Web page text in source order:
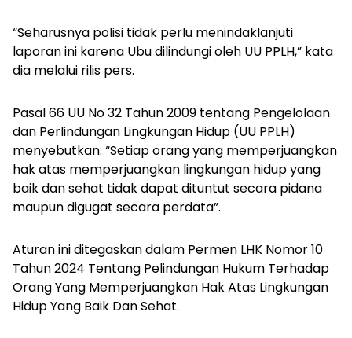
“Seharusnya polisi tidak perlu menindaklanjuti
laporan ini karena Ubu dilindungi oleh UU PPLH,” kata
dia melalui rilis pers.
Pasal 66 UU No 32 Tahun 2009 tentang Pengelolaan
dan Perlindungan Lingkungan Hidup (UU PPLH)
menyebutkan: “Setiap orang yang memperjuangkan
hak atas memperjuangkan lingkungan hidup yang
baik dan sehat tidak dapat dituntut secara pidana
maupun digugat secara perdata”.
Aturan ini ditegaskan dalam Permen LHK Nomor 10
Tahun 2024 Tentang Pelindungan Hukum Terhadap
Orang Yang Memperjuangkan Hak Atas Lingkungan
Hidup Yang Baik Dan Sehat.